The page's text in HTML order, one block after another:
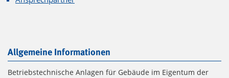
Allgemeine Informationen
Betriebstechnische Anlagen für Gebäude im Eigentum der